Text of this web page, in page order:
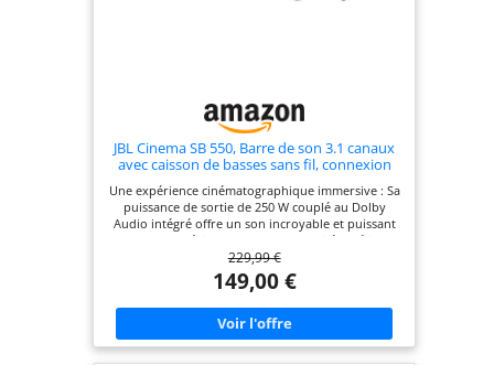
JBL Cinema SB 550, Barre de son 3.1 canaux
avec caisson de basses sans fil, connexion
HDMI ARC, Dolby Audio, musique sans fil en
streaming, Bluetooth intégré, design
compact, 250 W, en noir
Une expérience cinématographique immersive : Sa
puissance de sortie de 250 W couplé au Dolby
Audio intégré offre un son incroyable et puissant
pour une expérience sonore de qualité Améliorez
votre système audio : Sa conception compacte
offre des basses profondes et fortes sans
encombrer votre espace grâce au caisson de
basses sans fil de 133 mm Votre musique en
streaming : Écoutez votre musique en streaming
sans fil grâce au Bluetooth intégré depuis
n'importe quel appareil mobile et profitez de
229,99 €
149,00 €